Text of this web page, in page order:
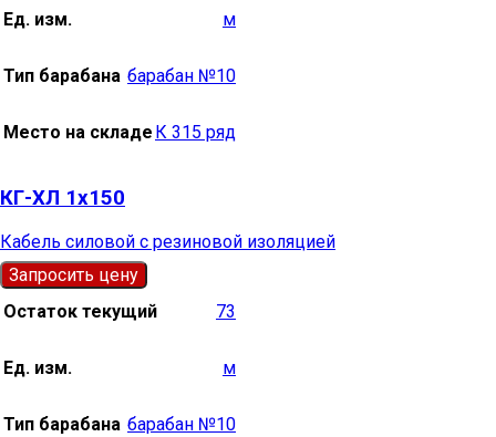
Ед. изм. м
Тип барабана барабан №10
Место на складе К 315 ряд
КГ-ХЛ 1х150
Кабель силовой с резиновой изоляцией
Запросить цену
Остаток текущий
73
Ед. изм. м
Тип барабана барабан №10